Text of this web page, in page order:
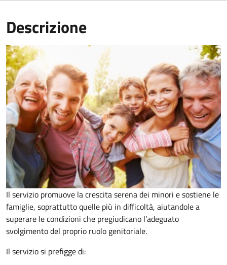
Descrizione
Il servizio promuove la crescita serena dei minori e sostiene le
famiglie, soprattutto quelle più in difficoltà, aiutandole a
superare le condizioni che pregiudicano l’adeguato
svolgimento del proprio ruolo genitoriale.
Il servizio si prefigge di: